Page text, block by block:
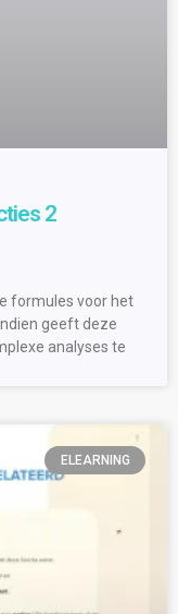
2
formules voor het
geeft deze
analyses te
ELEARNING